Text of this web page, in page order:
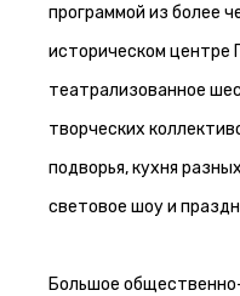
программой из более
историческом центре
театрализованное
творческих
подворья, кухня
световое шоу и
Большое